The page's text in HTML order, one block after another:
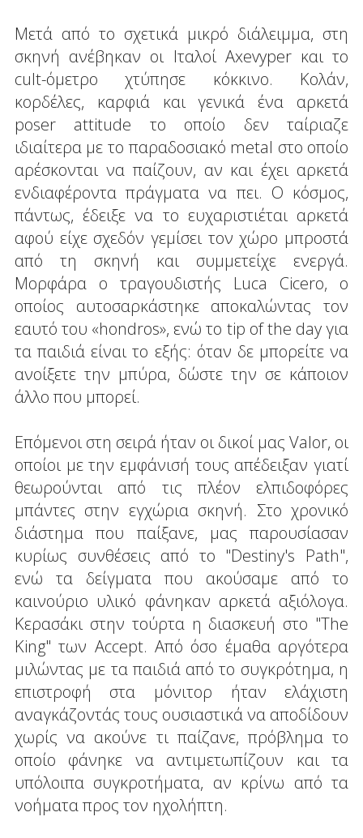
Μετά από το σχετικά μικρό διάλειμμα, στη
σκηνή ανέβηκαν οι Ιταλοί Axevyper και το
cult-όμετρο χτύπησε κόκκινο. Κολάν,
κορδέλες, καρφιά και γενικά ένα αρκετά
poser attitude το οποίο δεν ταίριαζε
ιδιαίτερα με το παραδοσιακό metal στο οποίο
αρέσκονται να παίζουν, αν και έχει αρκετά
ενδιαφέροντα πράγματα να πει. Ο κόσμος,
πάντως, έδειξε να το ευχαριστιέται αρκετά
αφού είχε σχεδόν γεμίσει τον χώρο μπροστά
από τη σκηνή και συμμετείχε ενεργά.
Μορφάρα ο τραγουδιστής Luca Cicero, ο
οποίος αυτοσαρκάστηκε αποκαλώντας τον
εαυτό του «hondros», ενώ το tip of the day για
τα παιδιά είναι το εξής: όταν δε μπορείτε να
ανοίξετε την μπύρα, δώστε την σε κάποιον
άλλο που μπορεί.
Επόμενοι στη σειρά ήταν οι δικοί μας Valor, οι
οποίοι με την εμφάνισή τους απέδειξαν γιατί
θεωρούνται από τις πλέον ελπιδοφόρες
μπάντες στην εγχώρια σκηνή. Στο χρονικό
διάστημα που παίξανε, μας παρουσίασαν
κυρίως συνθέσεις από το "Destiny's Path",
ενώ τα δείγματα που ακούσαμε από το
καινούριο υλικό φάνηκαν αρκετά αξιόλογα.
Κερασάκι στην τούρτα η διασκευή στο "The
King" των Accept. Από όσο έμαθα αργότερα
μιλώντας με τα παιδιά από το συγκρότημα, η
επιστροφή στα μόνιτορ ήταν ελάχιστη
αναγκάζοντάς τους ουσιαστικά να αποδίδουν
χωρίς να ακούνε τι παίζανε, πρόβλημα το
οποίο φάνηκε να αντιμετωπίζουν και τα
υπόλοιπα συγκροτήματα, αν κρίνω από τα
νοήματα προς τον ηχολήπτη.